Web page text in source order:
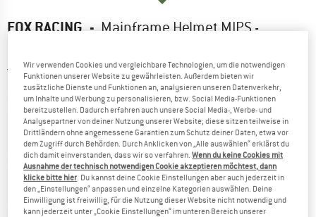
FOX RACING - Mainframe Helmet MIPS -
5,0(2)
Wir verwenden Cookies und vergleichbare Technologien, um die notwendigen
Funktionen unserer Website zu gewährleisten. Außerdem bieten wir
zusätzliche Dienste und Funktionen an, analysieren unseren Datenverkehr,
um Inhalte und Werbung zu personalisieren, bzw. Social Media-Funktionen
bereitzustellen. Dadurch erfahren auch unsere Social Media-, Werbe- und
Analysepartner von deiner Nutzung unserer Website; diese sitzen teilweise in
Drittländern ohne angemessene Garantien zum Schutz deiner Daten, etwa vor
dem Zugriff durch Behörden. Durch Anklicken von „Alle auswählen“ erklärst du
dich damit einverstanden, dass wir so verfahren.Wenn du keine Cookies mit
Ausnahme der technisch notwendigen Cookie akzeptieren möchtest, dann
klicke bitte hier. Du kannst deine Cookie Einstellungen aber auch jederzeit in
den „Einstellungen“ anpassen und einzelne Kategorien auswählen. Deine
Einwilligung ist freiwillig, für die Nutzung dieser Website nicht notwendig und
kann jederzeit unter „Cookie Einstellungen“ im unteren Bereich unserer